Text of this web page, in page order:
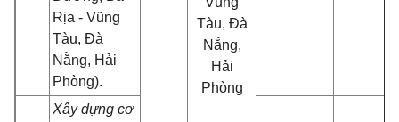
Rịa - Vũng
Tàu, Đà
Nẵng, Hải
Phòng).
Tàu, Đà
Nẵng,
Hải
Phòng
Xây dựng cơ